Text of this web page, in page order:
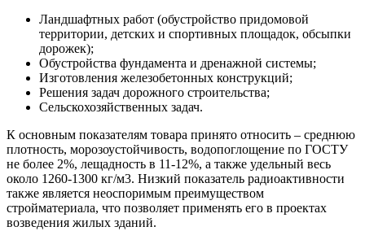
Ландшафтных работ (обустройство придомовой
территории, детских и спортивных площадок, обсыпки
дорожек);
Обустройства фундамента и дренажной системы;
Изготовления железобетонных конструкций;
Решения задач дорожного строительства;
Сельскохозяйственных задач.
К основным показателям товара принято относить – среднюю
плотность, морозоустойчивость, водопоглощение по ГОСТУ
не более 2%, лещадность в 11-12%, а также удельный весь
около 1260-1300 кг/м3. Низкий показатель радиоактивности
также является неоспоримым преимуществом
стройматериала, что позволяет применять его в проектах
возведения жилых зданий.